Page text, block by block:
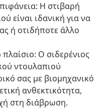
Η στιβαρή
είναι ιδανική για να
ή οτιδήποτε άλλο
Ο σιδερένιος
ντουλαπιού
σας με βιομηχανικό
ανθεκτικότητα,
στη διάβρωση.